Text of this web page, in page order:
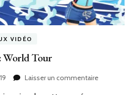
VIDÉO
World Tour
Laisser un commentairesur